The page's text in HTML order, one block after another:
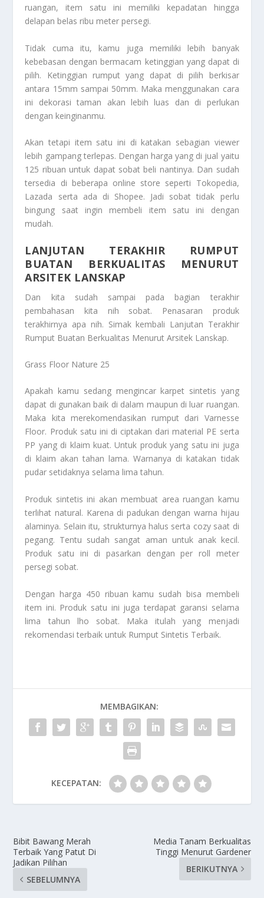
ruangan, item satu ini memiliki kepadatan hingga
delapan belas ribu meter persegi.
Tidak cuma itu, kamu juga memiliki lebih banyak
kebebasan dengan bermacam ketinggian yang dapat di
pilih. Ketinggian rumput yang dapat di pilih berkisar
antara 15mm sampai 50mm. Maka menggunakan cara
ini dekorasi taman akan lebih luas dan di perlukan
dengan keinginanmu.
Akan tetapi item satu ini di katakan sebagian viewer
lebih gampang terlepas. Dengan harga yang di jual yaitu
125 ribuan untuk dapat sobat beli nantinya. Dan sudah
tersedia di beberapa online store seperti Tokopedia,
Lazada serta ada di Shopee. Jadi sobat tidak perlu
bingung saat ingin membeli item satu ini dengan
mudah.
LANJUTAN TERAKHIR RUMPUT
BUATAN BERKUALITAS MENURUT
ARSITEK LANSKAP
Dan kita sudah sampai pada bagian terakhir
pembahasan kita nih sobat. Penasaran produk
terakhirnya apa nih. Simak kembali Lanjutan Terakhir
Rumput Buatan Berkualitas Menurut Arsitek Lanskap.
Grass Floor Nature 25
Apakah kamu sedang mengincar karpet sintetis yang
dapat di gunakan baik di dalam maupun di luar ruangan.
Maka kita merekomendasikan rumput dari Varnesse
Floor. Produk satu ini di ciptakan dari material PE serta
PP yang di klaim kuat. Untuk produk yang satu ini juga
di klaim akan tahan lama. Warnanya di katakan tidak
pudar setidaknya selama lima tahun.
Produk sintetis ini akan membuat area ruangan kamu
terlihat natural. Karena di padukan dengan warna hijau
alaminya. Selain itu, strukturnya halus serta cozy saat di
pegang. Tentu sudah sangat aman untuk anak kecil.
Produk satu ini di pasarkan dengan per roll meter
persegi sobat.
Dengan harga 450 ribuan kamu sudah bisa membeli
item ini. Produk satu ini juga terdapat garansi selama
lima tahun lho sobat. Maka itulah yang menjadi
rekomendasi terbaik untuk Rumput Sintetis Terbaik.
MEMBAGIKAN:
KECEPATAN:
Bibit Bawang Merah
Terbaik Yang Patut Di
Jadikan Pilihan
SEBELUMNYA
Media Tanam Berkualitas
Tinggi Menurut Gardener
BERIKUTNYA